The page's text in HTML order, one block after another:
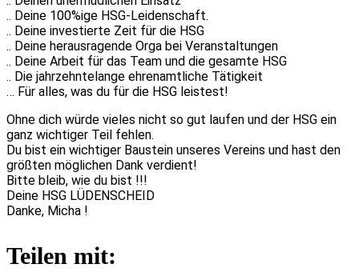
.. Deine 100%ige HSG-Leidenschaft.
.. Deine investierte Zeit für die HSG
.. Deine herausragende Orga bei Veranstaltungen
.. Deine Arbeit für das Team und die gesamte HSG
.. Die jahrzehntelange ehrenamtliche Tätigkeit
… Für alles, was du für die HSG leistest!
Ohne dich würde vieles nicht so gut laufen und der HSG ein
ganz wichtiger Teil fehlen.
Du bist ein wichtiger Baustein unseres Vereins und hast den
größten möglichen Dank verdient!
Bitte bleib, wie du bist !!!
Deine HSG LÜDENSCHEID
Danke, Micha !
Teilen mit: